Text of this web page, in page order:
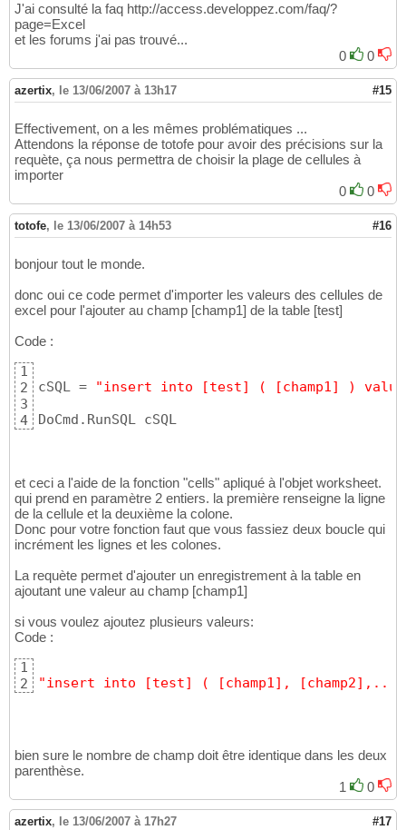
J'ai consulté la faq http://access.developpez.com/faq/?
page=Excel
et les forums j'ai pas trouvé...
0
0
azertix, le 13/06/2007 à 13h17 #15
Effectivement, on a les mêmes problématiques ...
Attendons la réponse de totofe pour avoir des précisions sur la
requète, ça nous permettra de choisir la plage de cellules à
importer
0
0
totofe, le 13/06/2007 à 14h53 #16
bonjour tout le monde.
donc oui ce code permet d'importer les valeurs des cellules de
excel pour l'ajouter au champ [champ1] de la table [test]
Code :
1
2
3
4
cSQL =
"insert into [test] ( [champ1] )
DoCmd.RunSQL cSQL
et ceci a l'aide de la fonction "cells" apliqué à l'objet worksheet.
qui prend en paramètre 2 entiers. la première renseigne la ligne
de la cellule et la deuxième la colone.
Donc pour votre fonction faut que vous fassiez deux boucle qui
incrément les lignes et les colones.
La requète permet d'ajouter un enregistrement à la table en
ajoutant une valeur au champ [champ1]
si vous voulez ajoutez plusieurs valeurs:
Code :
1
2
"insert into [test] ( [champ1],
bien sure le nombre de champ doit être identique dans les deux
parenthèse.
1
0
azertix, le 13/06/2007 à 17h27 #17